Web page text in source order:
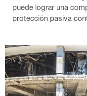
puede lograr una
protección pasiva